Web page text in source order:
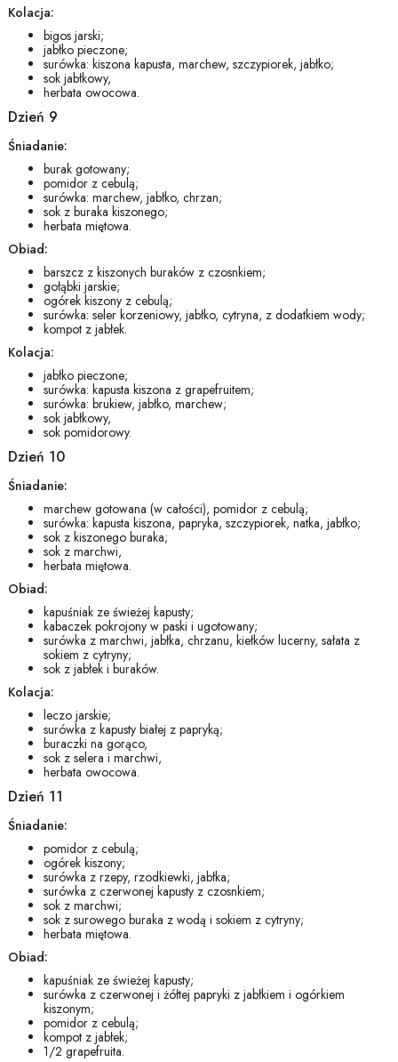
Kolacja:
bigos jarski;
jabłko pieczone;
surówka: kiszona kapusta, marchew, szczypiorek, jabłko;
sok jabłkowy,
herbata owocowa.
Dzień 9
Śniadanie:
burak gotowany;
pomidor z cebulą;
surówka: marchew, jabłko, chrzan;
sok z buraka kiszonego;
herbata miętowa.
Obiad:
barszcz z kiszonych buraków z czosnkiem;
gołąbki jarskie;
ogórek kiszony z cebulą;
surówka: seler korzeniowy, jabłko, cytryna, z dodatkiem wody;
kompot z jabłek.
Kolacja:
jabłko pieczone;
surówka: kapusta kiszona z grapefruitem;
surówka: brukiew, jabłko, marchew;
sok jabłkowy,
sok pomidorowy.
Dzień 10
Śniadanie:
marchew gotowana (w całości), pomidor z cebulą;
surówka: kapusta kiszona, papryka, szczypiorek, natka, jabłko;
sok z kiszonego buraka;
sok z marchwi,
herbata miętowa.
Obiad:
kapuśniak ze świeżej kapusty;
kabaczek pokrojony w paski i ugotowany;
surówka z marchwi, jabłka, chrzanu, kiełków lucerny, sałata z
sokiem z cytryny;
sok z jabłek i buraków.
Kolacja:
leczo jarskie;
surówka z kapusty białej z papryką;
buraczki na gorąco,
sok z selera i marchwi,
herbata owocowa.
Dzień 11
Śniadanie:
pomidor z cebulą;
ogórek kiszony;
surówka z rzepy, rzodkiewki, jabłka;
surówka z czerwonej kapusty z czosnkiem;
sok z marchwi;
sok z surowego buraka z wodą i sokiem z cytryny;
herbata miętowa.
Obiad:
kapuśniak ze świeżej kapusty;
surówka z czerwonej i żółtej papryki z jabłkiem i ogórkiem
kiszonym;
pomidor z cebulą;
kompot z jabłek;
1/2 grapefruita.